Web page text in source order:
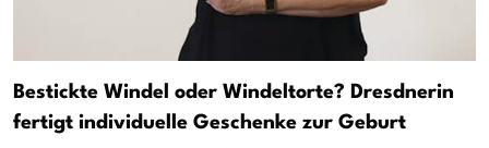
Bestickte Windel oder Windeltorte? Dresdnerin
fertigt individuelle Geschenke zur Geburt